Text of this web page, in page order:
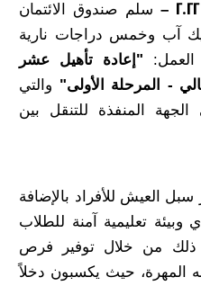
سلم صندوق الائتمان
آب وخمس دراجات نارية
"إعادة تأهيل عشر
- المرحلة الأولى" والتي
المنفذة للتنقل بين
العيش للأفراد بالإضافة
وبيئة تعليمية آمنة للطلاب
من خلال توفير فرص
المهرة، حيث يكسبون دخلاً